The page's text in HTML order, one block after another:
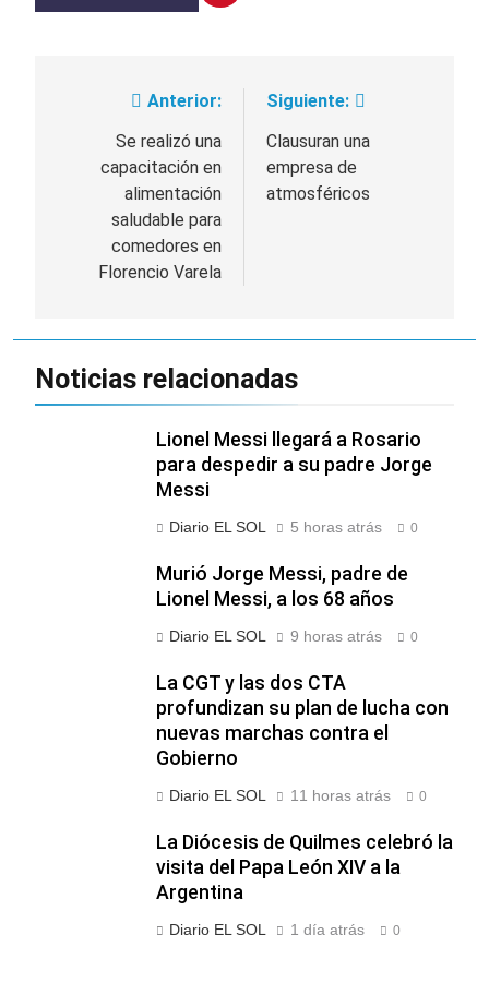
Navegación
entradas
Anterior:
Se realizó una
capacitación en
alimentación
saludable para
comedores en
Florencio Varela
Siguiente:
Clausuran una
empresa de
atmosféricos
Noticias relacionadas
Lionel Messi llegará a Rosario
para despedir a su padre Jorge
Messi
Diario EL SOL 5 horas atrás 0
Murió Jorge Messi, padre de
Lionel Messi, a los 68 años
Diario EL SOL 9 horas atrás 0
La CGT y las dos CTA
profundizan su plan de lucha con
nuevas marchas contra el
Gobierno
Diario EL SOL 11 horas atrás 0
La Diócesis de Quilmes celebró la
visita del Papa León XIV a la
Argentina
Diario EL SOL 1 día atrás 0